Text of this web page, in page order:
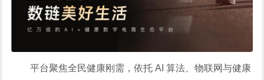
平台聚焦全民健康刚需，依托 AI 算法、物联网与健康